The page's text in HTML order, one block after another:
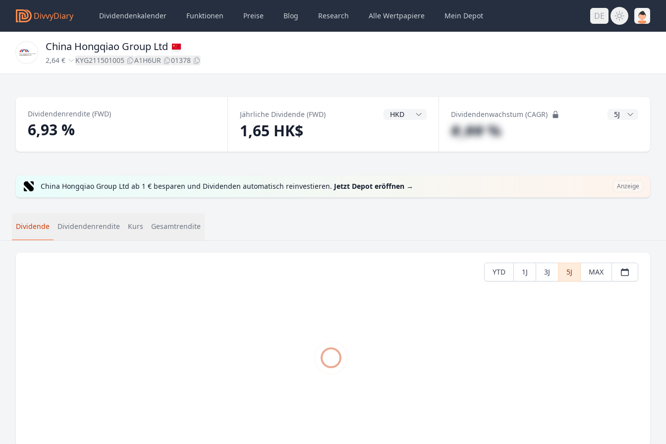
DivvyDiary Dividendenkalender Funktionen Preise Blog Research Alle Wertpapiere Mein Depot DE
China Hongqiao Group Ltd
2,64 € KYG211501005 A1H6UR 01378
Dividendenrendite (FWD)
6,93 %
Jährliche Dividende (FWD) Dividendenwährung
1,65 HK$
Dividendenwachstum (CAGR) CAGR Jahre
#,## %
China Hongqiao Group Ltd ab 1 € besparen und Dividenden automatisch reinvestieren. Jetzt Depot eröffnen → Anzeige
Dividende Dividendenrendite Kurs Gesamtrendite
YTD 1J 3J 5J MAX